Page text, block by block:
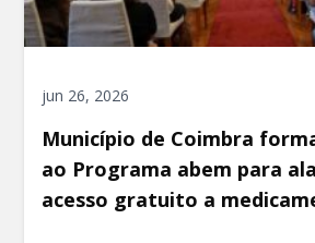
jun 26, 2026
Município de Coimbra
ao Programa abem para
acesso gratuito a